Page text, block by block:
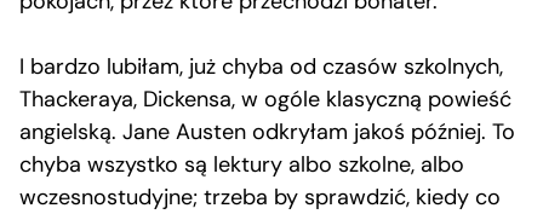
I bardzo lubiłam, już chyba od czasów szkolnych,
Thackeraya, Dickensa, w ogóle klasyczną powieść
angielską. Jane Austen odkryłam jakoś później. To
chyba wszystko są lektury albo szkolne, albo
wczesnostudyjne; trzeba by sprawdzić, kiedy co